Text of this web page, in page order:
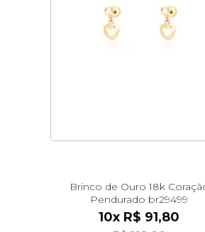
Brinco de Ouro 18k
Pendurado br29499
10x R$ 91,80